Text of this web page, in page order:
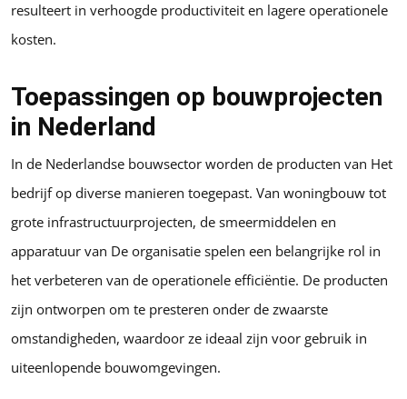
resulteert in verhoogde productiviteit en lagere operationele
kosten.
Toepassingen op bouwprojecten
in Nederland
In de Nederlandse bouwsector worden de producten van Het
bedrijf op diverse manieren toegepast. Van woningbouw tot
grote infrastructuurprojecten, de smeermiddelen en
apparatuur van De organisatie spelen een belangrijke rol in
het verbeteren van de operationele efficiëntie. De producten
zijn ontworpen om te presteren onder de zwaarste
omstandigheden, waardoor ze ideaal zijn voor gebruik in
uiteenlopende bouwomgevingen.